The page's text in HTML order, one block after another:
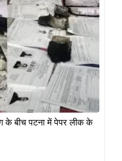
के बीच पटना में पेपर लीक के